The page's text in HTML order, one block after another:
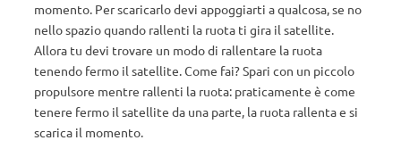
momento. Per scaricarlo devi appoggiarti a qualcosa, se no
nello spazio quando rallenti la ruota ti gira il satellite.
Allora tu devi trovare un modo di rallentare la ruota
tenendo fermo il satellite. Come fai? Spari con un piccolo
propulsore mentre rallenti la ruota: praticamente è come
tenere fermo il satellite da una parte, la ruota rallenta e si
scarica il momento.